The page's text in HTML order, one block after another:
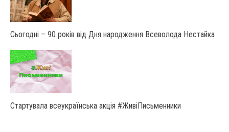
Сьогодні – 90 років від Дня народження Всеволода Нестайка
Стартувала всеукраїнська акція #ЖивіПисьменники